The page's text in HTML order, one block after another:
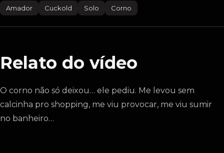
Amador Cuckold Solo Corno
Relato do vídeo
O corno não só deixou… ele pediu. Me levou sem
calcinha pro shopping, me viu provocar, me viu sumir
no banheiro…